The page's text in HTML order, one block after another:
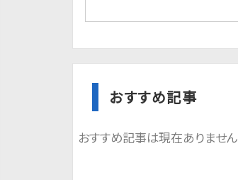
おすすめ記事
おすすめ記事は現在ありません